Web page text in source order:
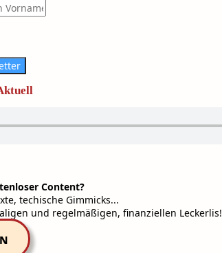
Content?
techische Gimmicks...
und regelmäßigen, finanziellen Leckerlis!